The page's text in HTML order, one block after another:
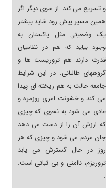
و تسریع می کند. از سوی دیگر اگر
همین مسیر پیش رود شاید بیشتر
یک وضعیتی مثل پاکستان به
وجود بیاید که هم در نظامیان
قدرت دارند هم تروریست ها و
گروههای طالبانی. در این شرایط
جامعه حالت به هم ریخته ای پیدا
می کند و خشونت امری روزمره و
عادی می شود به نحوی که چیزی
که ارزش آن را از دست می دهد
جان مردم می شود و چیزی که هر
روز در حال گسترش می یابد
تروریزم، ناامنی و بی ثباتی است.
.